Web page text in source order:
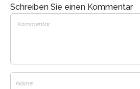
Schreiben Sie einen Kommentar